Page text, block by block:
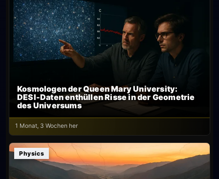
Kosmologen der Queen Mary University:
DESI-Daten enthüllen Risse in der Geometrie
des Universums
1 Monat, 3 Wochen her
Physics